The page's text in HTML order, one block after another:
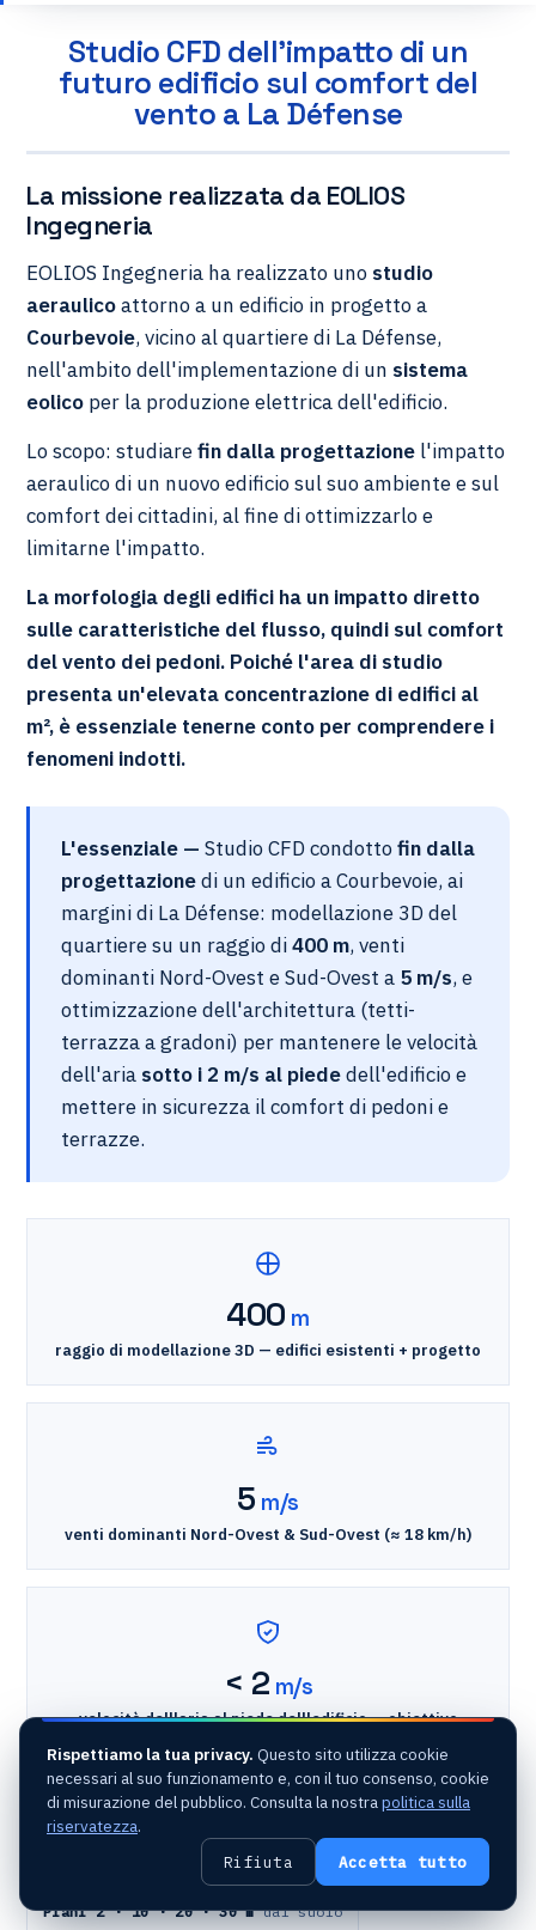
Studio CFD dell'impatto di un
futuro edificio sul comfort del
vento a La Défense
La missione realizzata da EOLIOS
Ingegneria
EOLIOS Ingegneria ha realizzato uno studio
aeraulicoattorno a un edificio in progetto a
Courbevoie, vicino al quartiere di La Défense,
nell'ambito dell'implementazione di un sistema
eolico per la produzione elettrica dell'edificio.
Lo scopo: studiarefin dalla progettazione l'impatto
aeraulico di un nuovo edificio sul suo ambiente e sul
comfort dei cittadini, al fine di ottimizzarlo e
limitarne l'impatto.
La morfologia degli edifici ha un impatto diretto
sulle caratteristiche del flusso, quindi sul comfort
del vento dei pedoni. Poiché l'area di studio
presenta un'elevata concentrazione di edifici al
m², è essenziale tenerne conto per comprendere i
fenomeni indotti.
L'essenziale — Studio CFD condottofin dalla
progettazionedi un edificio a Courbevoie, ai
margini di La Défense: modellazione 3D del
quartiere su un raggio di400 m, venti
dominanti Nord-Ovest e Sud-Ovest a 5 m/s, e
ottimizzazione dell'architettura (tetti-
terrazza a gradoni) per mantenere le velocità
dell'aria sotto i 2 m/s al piededell'edificio e
mettere in sicurezza il comfort di pedoni e
terrazze.
400 m
raggio di modellazione 3D — edifici esistenti + progetto
5 m/s
venti dominanti Nord-Ovest & Sud-Ovest (≈ 18 km/h)
< 2 m/s
velocità dell'aria al piede dell'edificio — obiettivo
Raggio 400 m
· 5 m/s (≈ 18 km/h)
Piani 2 · 10 · 20 · 30 mdal suolo
Rispettiamo la tua privacy. Questo sito utilizza cookie
necessari al suo funzionamento e, con il tuo consenso, cookie
di misurazione del pubblico. Consulta la nostrapolitica sulla
riservatezza.
Rifiuta Accetta tutto